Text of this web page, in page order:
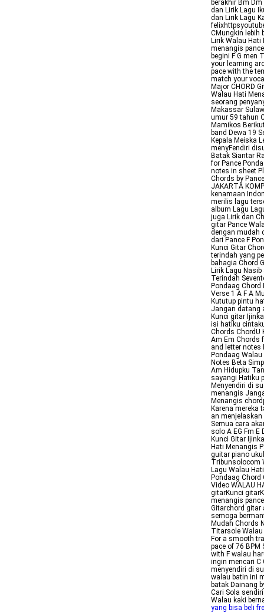
berakhir Bm
dan Lirik Lagu
dan Lirik Lagu
CMungkin lebih
Lirik Walau
menangis
begini F G men
your learning
pace with the
match your
Major CHORD
Walau Hati
seorang
Makassar
umur 59 tahun
Mamikos
band Dewa 19
Kepala Meiska
menyFendiri
Batak Siantar
for Pance
notes in sheet
Chords by
JAKARTA
kenamaan
merilis lagu
album Lagu
juga Lirik dan
gitar Pance
dengan mudah
dari Pance F
Kunci Gitar
terindah yang
bahagia Chord
Lirik Lagu
Terindah
Pondaag Chord
Verse 1 A F A
Kututup pintu
Jangan datang
Kunci gitar
isi hatiku
Chords ChordU
Am Em Chords
and letter notes
Pondaag
Notes Beta
Am Hidupku
sayangi Hatiku
Menyendiri di
menangis
Menangis
Karena mereka
an
Semua cara
solo A EG Fm
Kunci Gitar
Hati Menangis
guitar piano
Tribunsolocom
Lagu Walau
Pondaag
Video WALAU
gitarKunci
menangis
Gitarchord gitar
semoga
Mudah Chords
Titarsole Walau
For a smooth
pace of 76
with F walau
ingin mencari C
menyendiri di
walau batin ini
batak Dainang
Cari Sola
Walau kaki
yang bisa beli